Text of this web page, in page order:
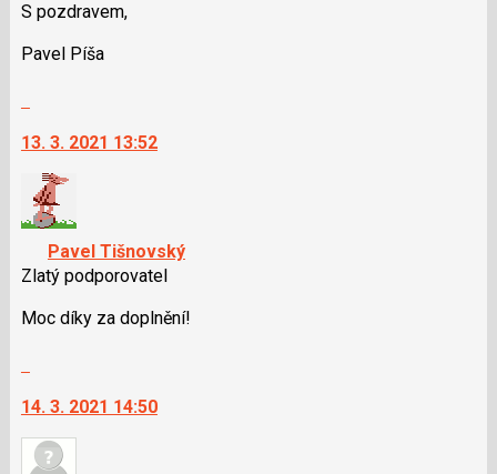
S pozdravem,
Pavel Píša
další
nový
názor.
K
navigaci
lze
použít
i
následující
a
P
13. 3. 2021 13:52
Pavel Tišnovský
Zlatý podporovatel
Moc díky za doplnění!
další
nový
názor.
14. 3. 2021 14:50